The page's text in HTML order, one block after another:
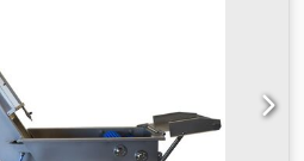
H - teljes magasság: 1095
lábak nélkül: 845 mm h2 -
A méretek egy tartályra